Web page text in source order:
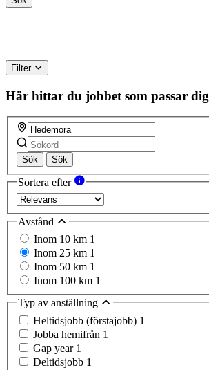
Filter
Här hittar du jobbet som passar dig
Sök Sök
Sortera efter
Avstånd
Inom 10 km 1
Inom 25 km 1
Inom 50 km 1
Inom 100 km 1
Typ av anställning
Heltidsjobb (förstajobb) 1
Jobba hemifrån 1
Gap year 1
Deltidsjobb 1